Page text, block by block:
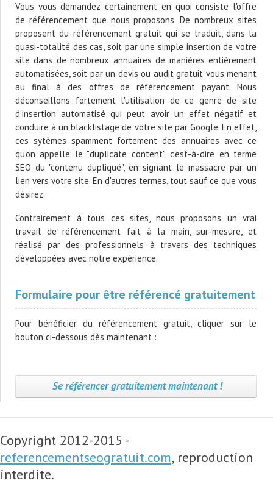
Vous vous demandez certainement en quoi consiste l'offre
de référencement que nous proposons. De nombreux sites
proposent du référencement gratuit qui se traduit, dans la
quasi-totalité des cas, soit par une simple insertion de votre
site dans de nombreux annuaires de manières entièrement
automatisées, soit par un devis ou audit gratuit vous menant
au final à des offres de référencement payant. Nous
déconseillons fortement l'utilisation de ce genre de site
d'insertion automatisé qui peut avoir un effet négatif et
conduire à un blacklistage de votre site par Google. En effet,
ces sytèmes spamment fortement des annuaires avec ce
qu'on appelle le "duplicate content", c'est-à-dire en terme
SEO du "contenu dupliqué", en signant le massacre par un
lien vers votre site. En d'autres termes, tout sauf ce que vous
désirez.
Contrairement à tous ces sites, nous proposons un vrai
travail de référencement fait à la main, sur-mesure, et
réalisé par des professionnels à travers des techniques
développées avec notre expérience.
Formulaire pour être référencé gratuitement
Pour bénéficier du référencement gratuit, cliquer sur le
bouton ci-dessous dès maintenant :
Se référencer gratuitement maintenant !
Copyright 2012-2015 -
referencementseogratuit.com, reproduction
interdite.